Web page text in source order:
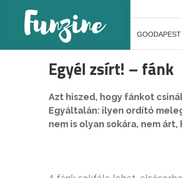
GOODAPEST
Egyél zsírt! – fánk
Azt hiszed, hogy fánkot
Egyáltalán: ilyen ordító
nem is olyan sokára, nem